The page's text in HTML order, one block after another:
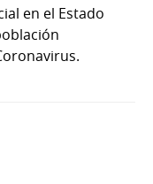
en el Estado